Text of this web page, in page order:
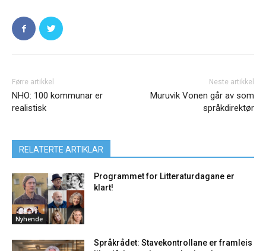
Førre artikkel
NHO: 100 kommunar er
realistisk
Neste artikkel
Muruvik Vonen går av som
språkdirektør
RELATERTE ARTIKLAR
Nyhende
Programmet for Litteraturdagane er
klart!
Språkrådet: Stavekontrollane er framleis